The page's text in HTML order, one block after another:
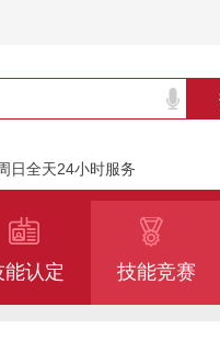
日全天24小时服务
能认定 技能竞赛